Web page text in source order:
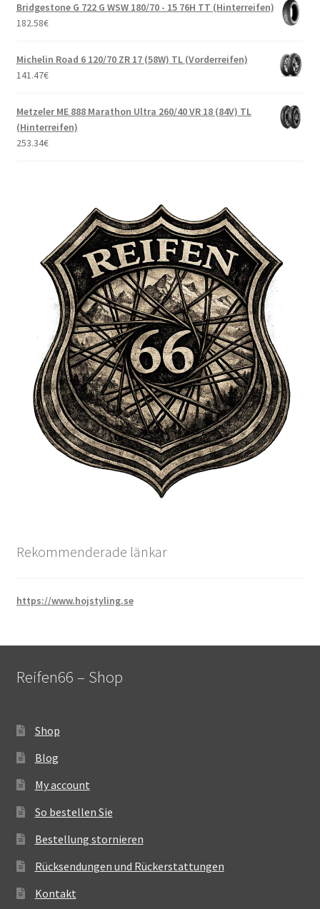
Bridgestone G 722 G WSW 180/70 - 15 76H TT (Hinterreifen)
182.58€
Michelin Road 6 120/70 ZR 17 (58W) TL (Vorderreifen)
141.47€
Metzeler ME 888 Marathon Ultra 260/40 VR 18 (84V) TL
(Hinterreifen)
253.34€
Rekommenderade länkar
https://www.hojstyling.se
Reifen66 – Shop
Shop
Blog
My account
So bestellen Sie
Bestellung stornieren
Rücksendungen und Rückerstattungen
Kontakt